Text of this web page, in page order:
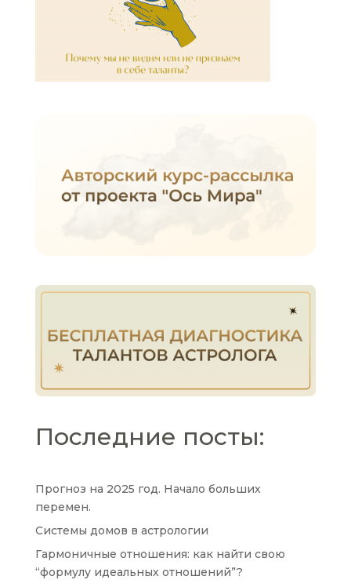
Последние посты:
Прогноз на 2025 год. Начало больших
перемен.
Системы домов в астрологии
Гармоничные отношения: как найти свою
“формулу идеальных отношений”?